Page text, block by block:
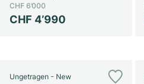
CHF 4’990
CHF 6’000
Ungetragen - New